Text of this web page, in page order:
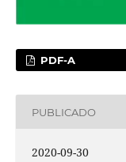
PDF-A
PUBLICADO
2020-09-30